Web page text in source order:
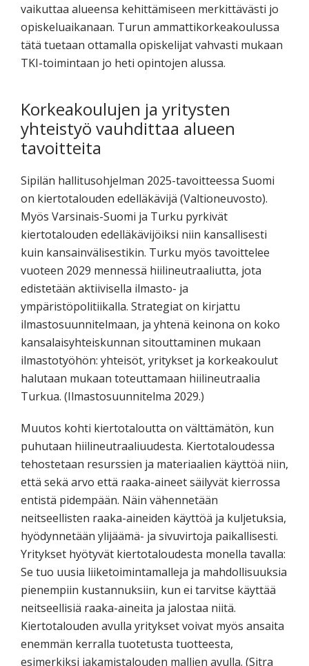
vaikuttaa alueensa kehittämiseen merkittävästi jo
opiskeluaikanaan. Turun ammattikorkeakoulussa
tätä tuetaan ottamalla opiskelijat vahvasti mukaan
TKI-toimintaan jo heti opintojen alussa.
Korkeakoulujen ja yritysten
yhteistyö vauhdittaa alueen
tavoitteita
Sipilän hallitusohjelman 2025-tavoitteessa Suomi
on kiertotalouden edelläkävijä (Valtioneuvosto).
Myös Varsinais-Suomi ja Turku pyrkivät
kiertotalouden edelläkävijöiksi niin kansallisesti
kuin kansainvälisestikin. Turku myös tavoittelee
vuoteen 2029 mennessä hiilineutraaliutta, jota
edistetään aktiivisella ilmasto- ja
ympäristöpolitiikalla. Strategiat on kirjattu
ilmastosuunnitelmaan, ja yhtenä keinona on koko
kansalaisyhteiskunnan sitouttaminen mukaan
ilmastotyöhön: yhteisöt, yritykset ja korkeakoulut
halutaan mukaan toteuttamaan hiilineutraalia
Turkua. (Ilmastosuunnitelma 2029.)
Muutos kohti kiertotaloutta on välttämätön, kun
puhutaan hiilineutraaliuudesta. Kiertotaloudessa
tehostetaan resurssien ja materiaalien käyttöä niin,
että sekä arvo että raaka-aineet säilyvät kierrossa
entistä pidempään. Näin vähennetään
neitseellisten raaka-aineiden käyttöä ja kuljetuksia,
hyödynnetään ylijäämä- ja sivuvirtoja paikallisesti.
Yritykset hyötyvät kiertotaloudesta monella tavalla:
Se tuo uusia liiketoimintamalleja ja mahdollisuuksia
pienempiin kustannuksiin, kun ei tarvitse käyttää
neitseellisiä raaka-aineita ja jalostaa niitä.
Kiertotalouden avulla yritykset voivat myös ansaita
enemmän kerralla tuotetusta tuotteesta,
esimerkiksi jakamistalouden mallien avulla. (Sitra